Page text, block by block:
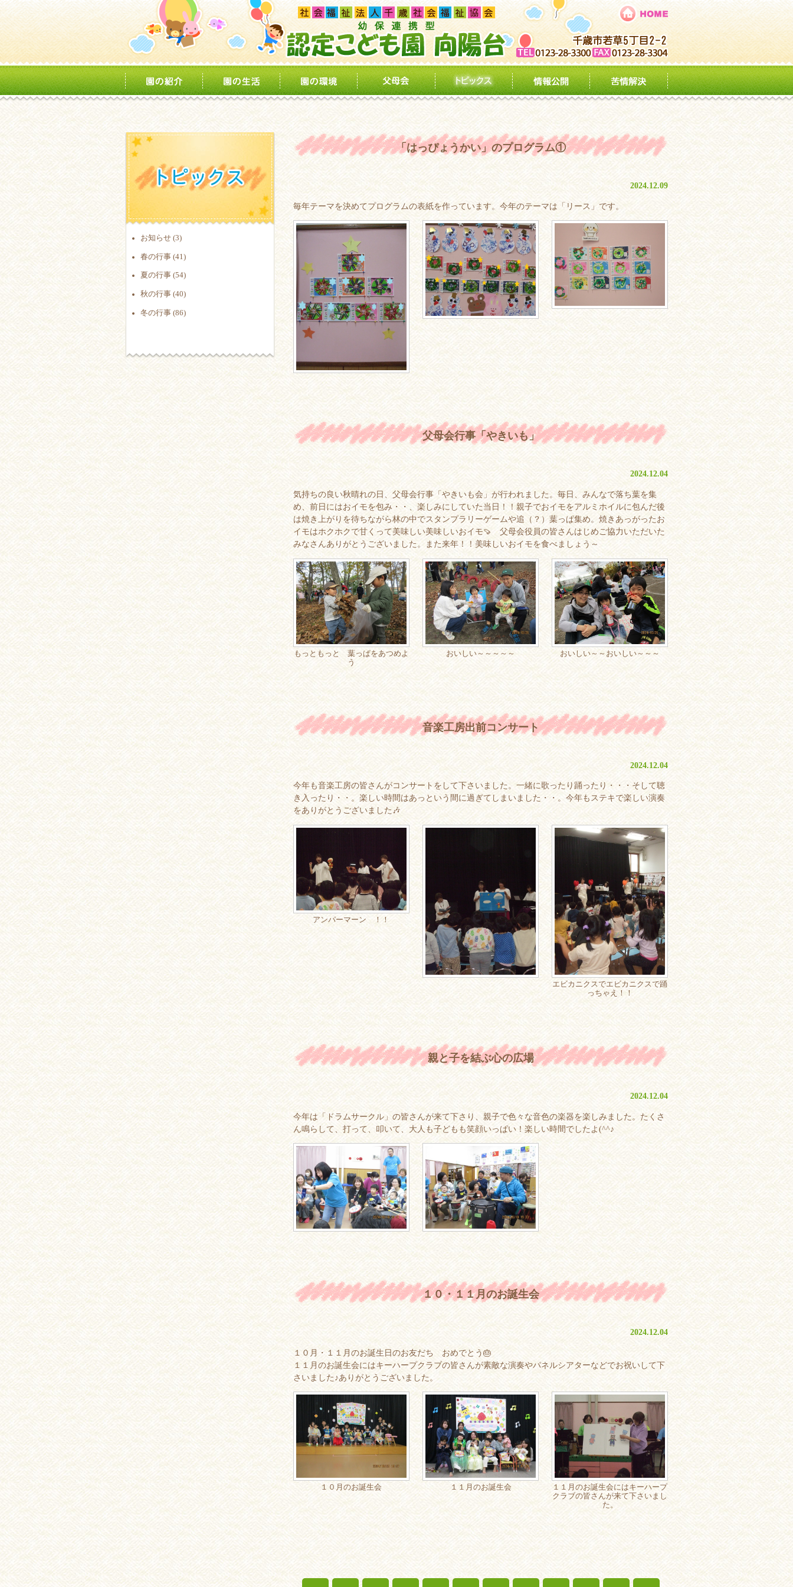
お知らせ (3)
春の行事 (41)
夏の行事 (54)
秋の行事 (40)
冬の行事 (86)
「はっぴょうかい」のプログラム①
2024.12.09
毎年テーマを決めてプログラムの表紙を作っています。今年のテーマは「リース」です。
父母会行事「やきいも」
2024.12.04
気持ちの良い秋晴れの日、父母会行事「やきいも会」が行われました。毎日、みんなで落ち葉を集
め、前日にはおイモを包み・・、楽しみにしていた当日！！親子でおイモをアルミホイルに包んだ後
は焼き上がりを待ちながら林の中でスタンプラリーゲームや追（？）葉っぱ集め。焼きあっがったお
イモはホクホクで甘くって美味しい美味しいおイモ🍠 父母会役員の皆さんはじめご協力いただいた
みなさんありがとうございました。また来年！！美味しいおイモを食べましょう～
もっともっと 葉っぱをあつめよ
う
おいしい～～～～～ おいしい～～おいしい～～～
音楽工房出前コンサート
2024.12.04
今年も音楽工房の皆さんがコンサートをして下さいました。一緒に歌ったり踊ったり・・・そして聴
き入ったり・・。楽しい時間はあっという間に過ぎてしまいました・・。今年もステキで楽しい演奏
をありがとうございました🎶
アンパーマーン ！！
エビカニクスでエビカニクスで踊
っちゃえ！！
親と子を結ぶ心の広場
2024.12.04
今年は「ドラムサークル」の皆さんが来て下さり、親子で色々な音色の楽器を楽しみました。たくさ
ん鳴らして、打って、叩いて、大人も子どもも笑顔いっぱい！楽しい時間でしたよ(^^♪
１０・１１月のお誕生会
2024.12.04
１０月・１１月のお誕生日のお友だち おめでとう🎂
１１月のお誕生会にはキーハープクラブの皆さんが素敵な演奏やパネルシアターなどでお祝いして下
さいました♪ありがとうございました。
１０月のお誕生会 １１月のお誕生会
１１月のお誕生会にはキーハープ
クラブの皆さんが来て下さいまし
た。